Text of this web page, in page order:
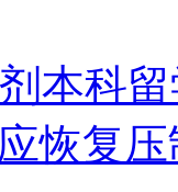
本科
恢复